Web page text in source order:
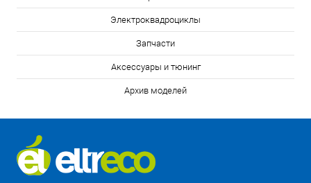
Электроквадроциклы
Запчасти
Аксессуары и тюнинг
Архив моделей